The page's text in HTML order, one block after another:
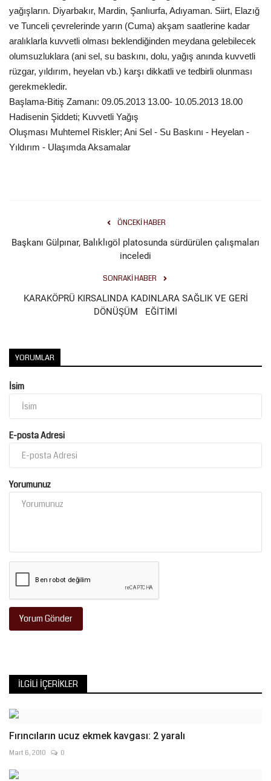
Kültür Sanat
yağışların. Diyarbakır, Mardin, Şanlıurfa, Adıyaman. Siirt, Elazığ
ve Tunceli çevrelerinde yarın (Cuma) akşam saatlerine kadar
aralıklarla kuvvetli olması beklendiğinden meydana gelebilecek
olumsuzluklara (ani sel, su baskını, dolu, yağış anında kuvvetli
rüzgar, yıldırım, heyelan vb.) karşı dikkatli ve tedbirli olunması
gerekmekledir.
Başlama-Bitiş Zamanı: 09.05.2013 13.00- 10.05.2013 18.00
Hadisenin Şiddeti; Kuvvetli Yağış
Oluşması Muhtemel Riskler; Ani Sel - Su Baskını - Heyelan -
Yıldırım - Ulaşımda Aksamalar
ÖNCEKI HABER
Başkanı Gülpınar, Balıklıgöl platosunda sürdürülen çalışmaları
inceledi
SONRAKI HABER
KARAKÖPRÜ KIRSALINDA KADINLARA SAĞLIK VE GERİ
DÖNÜŞÜM EĞİTİMİ
YORUMLAR
İsim
E-posta Adresi
Yorumunuz
Yorum Gönder
İLGILI İÇERIKLER
Fırıncıların ucuz ekmek kavgası: 2 yaralı
Mart 6, 2010 0